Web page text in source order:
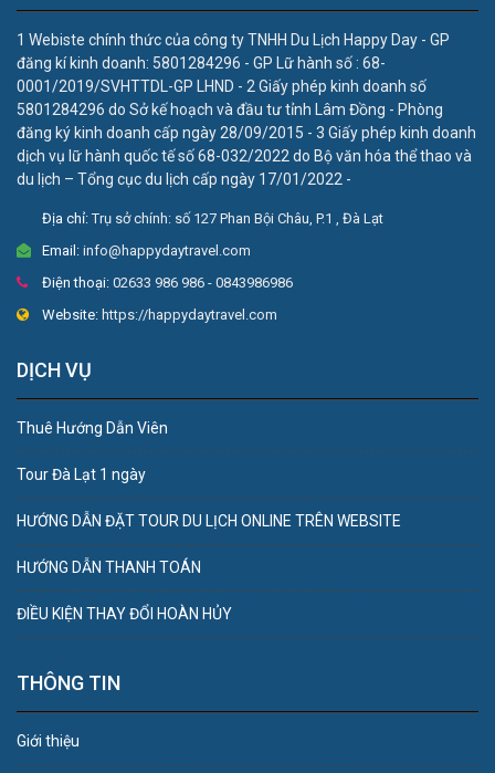
1 Webiste chính thức của công ty TNHH Du Lịch Happy Day - GP
đăng kí kinh doanh: 5801284296 - GP Lữ hành số : 68-
0001/2019/SVHTTDL-GP LHND - 2 Giấy phép kinh doanh số
5801284296 do Sở kế hoạch và đầu tư tỉnh Lâm Đồng - Phòng
đăng ký kinh doanh cấp ngày 28/09/2015 - 3 Giấy phép kinh doanh
dịch vụ lữ hành quốc tế số 68-032/2022 do Bộ văn hóa thể thao và
du lịch – Tổng cục du lịch cấp ngày 17/01/2022 -
Địa chỉ:Trụ sở chính: số 127 Phan Bội Châu, P.1 , Đà Lạt
Email: info@happydaytravel.com
Điện thoại: 02633 986 986 - 0843986986
Website: https://happydaytravel.com
DỊCH VỤ
Thuê Hướng Dẫn Viên
Tour Đà Lạt 1 ngày
HƯỚNG DẪN ĐẶT TOUR DU LỊCH ONLINE TRÊN WEBSITE
HƯỚNG DẪN THANH TOÁN
ĐIỀU KIỆN THAY ĐỔI HOÀN HỦY
THÔNG TIN
Giới thiệu